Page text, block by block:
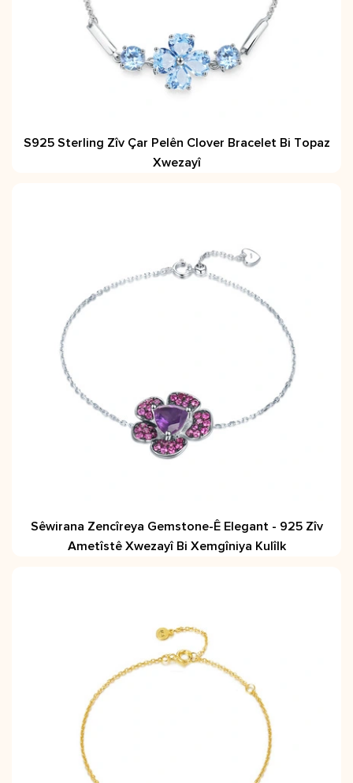
S925 Sterling Zîv Çar Pelên Clover Bracelet Bi Topaz
Xwezayî
Sêwirana Zencîreya Gemstone-Ê Elegant - 925 Zîv
Ametîstê Xwezayî Bi Xemgîniya Kulîlk